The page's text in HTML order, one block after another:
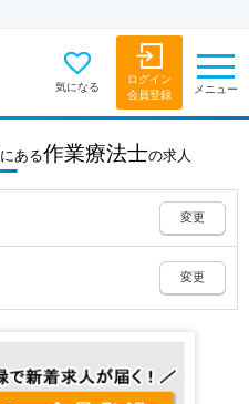
気になる
ログイン
会員登録
メニュー
にある作業療法士の求人
変更
変更